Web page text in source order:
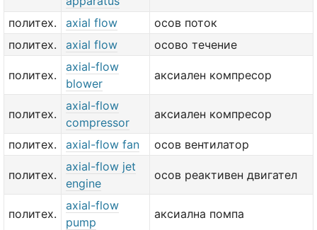
политех. axial flow
осов поток
политех.
axial flow осово течение
политех.
axial-flow
blower
аксиален компресор
политех.
axial-flow
compressor
аксиален компресор
политех. axial-flow fan осов вентилатор
политех.
axial-flow jet
engine
осов реактивен двигател
политех.
axial-flow
pump
аксиална помпа